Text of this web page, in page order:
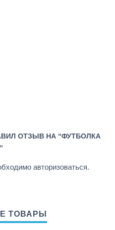
ОТЗЫВ НА “ФУТБОЛКА
авторизоваться.
ТОВАРЫ